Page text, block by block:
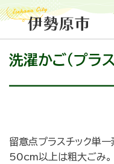
洗濯かご（プラ
留意点プラスチック単一
50cm以上は粗大ごみ。